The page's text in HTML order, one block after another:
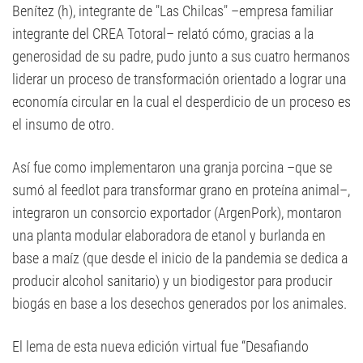
Benítez (h), integrante de "Las Chilcas" –empresa familiar
integrante del CREA Totoral– relató cómo, gracias a la
generosidad de su padre, pudo junto a sus cuatro hermanos
liderar un proceso de transformación orientado a lograr una
economía circular en la cual el desperdicio de un proceso es
el insumo de otro.
Así fue como implementaron una granja porcina –que se
sumó al feedlot para transformar grano en proteína animal–,
integraron un consorcio exportador (ArgenPork), montaron
una planta modular elaboradora de etanol y burlanda en
base a maíz (que desde el inicio de la pandemia se dedica a
producir alcohol sanitario) y un biodigestor para producir
biogás en base a los desechos generados por los animales.
El lema de esta nueva edición virtual fue “Desafiando